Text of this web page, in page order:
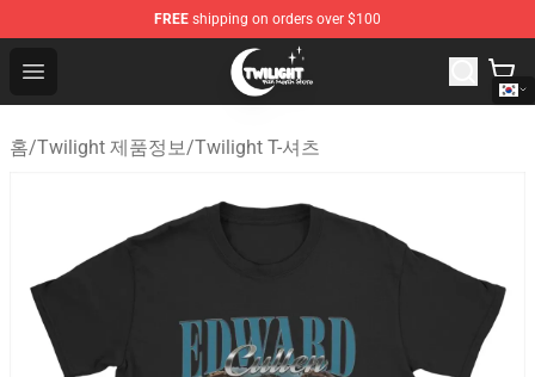
FREE shipping on orders over $100
Open menu
Twilight Store - Official Twilight Merchandise Shop
홈/Twilight 제품정보/Twilight T-셔츠